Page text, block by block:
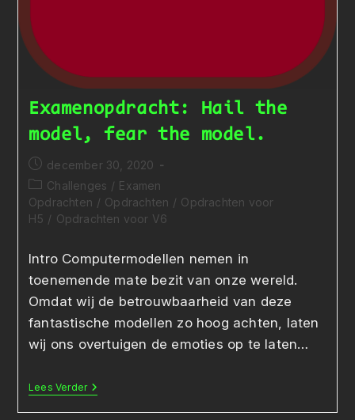
Examenopdracht: Hail the
model, fear the model.
Bericht
gepubliceerd
op:
december 30, 2020
Berichtcategorie:
Challenges / Examen
Opdrachten / Opdrachten / Opdrachten voor
H5 / Opdrachten voor V6
Intro Computermodellen nemen in
toenemende mate bezit van onze wereld.
Omdat wij de betrouwbaarheid van deze
fantastische modellen zo hoog achten, laten
wij ons overtuigen de emoties op te laten…
Lees VerderExamenopdracht:
Hail
The